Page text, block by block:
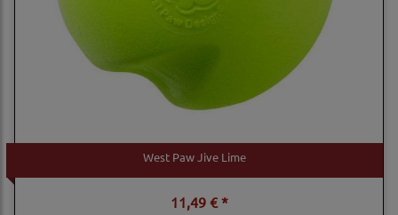
West Paw Jive Lime
11,49 € *